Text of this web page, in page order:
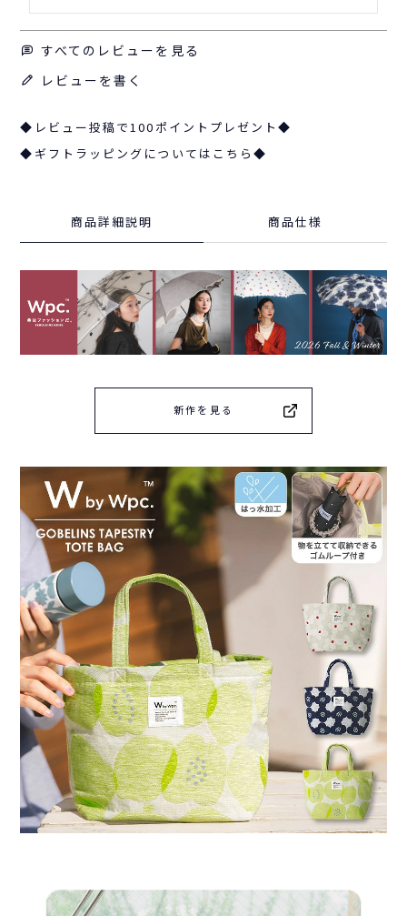
すべてのレビューを見る
レビューを書く
◆レビュー投稿で100ポイントプレゼント◆
◆ギフトラッピングについてはこちら◆
商品詳細説明 商品仕様
新作を見る